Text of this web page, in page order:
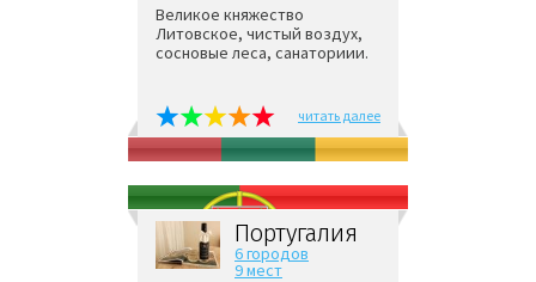
Великое княжество
Литовское, чистый воздух,
сосновые леса, санаториии.
читать далее
Португалия
6 городов
9 мест